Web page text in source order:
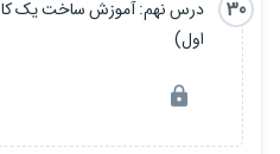
30
درس نهم: آموزش ساخت یک
اول)